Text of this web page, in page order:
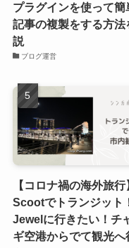
プラグインを使って簡
記事の複製をする方法
説
ブログ運営
【コロナ禍の海外旅行
Scootでトランジット
Jewelに行きたい！チ
ギ空港からでて観光へ